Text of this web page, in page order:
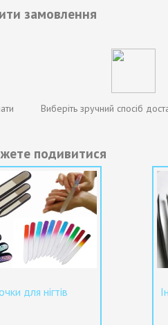
замовлення
Виберіть зручний спосіб
подивитися
для нігтів